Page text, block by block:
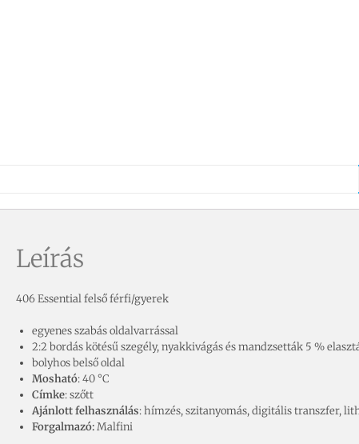
Leírás
406 Essential felső férfi/gyerek
egyenes szabás oldalvarrással
2:2 bordás kötésű szegély, nyakkivágás és mandzsetták 5 %
bolyhos belső oldal
Mosható:40 °C
Címke:szőtt
Ajánlott felhasználás: hímzés, szitanyomás, digitális transzfer,
Forgalmazó:Malfini